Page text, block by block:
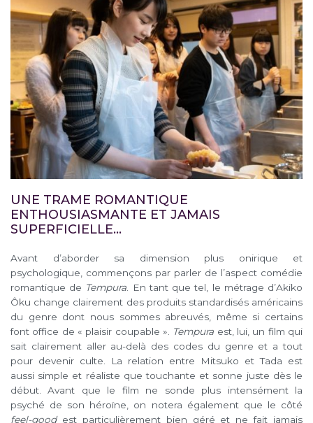
UNE TRAME ROMANTIQUE
ENTHOUSIASMANTE ET JAMAIS
SUPERFICIELLE…
Avant d’aborder sa dimension plus onirique et
psychologique, commençons par parler de l’aspect comédie
romantique de Tempura . En tant que tel, le métrage d’Akiko
Ôku change clairement des produits standardisés américains
du genre dont nous sommes abreuvés, même si certains
font office de « plaisir coupable ».
Tempura est, lui, un film qui
sait clairement aller au-delà des codes du genre et a tout
pour devenir culte. La relation entre Mitsuko et Tada est
aussi simple et réaliste que touchante et sonne juste dès le
début. Avant que le film ne sonde plus intensément la
psyché de son héroïne, on notera également que le côté
feel-goodest particulièrement bien géré et ne fait jamais